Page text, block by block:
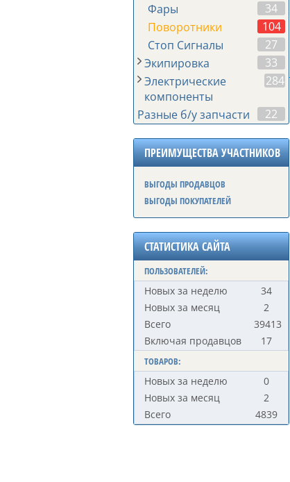
Фары
34
Поворотники
104
Стоп Сигналы
27
Экипировка
33
Электрические
компоненты
284
Разные б/у запчасти 22
ПРЕИМУЩЕСТВА УЧАСТНИКОВ
ВЫГОДЫ ПРОДАВЦОВ
ВЫГОДЫ ПОКУПАТЕЛЕЙ
СТАТИСТИКА САЙТА
ПОЛЬЗОВАТЕЛЕЙ:
Новых за неделю
34
Новых за месяц
2
Всего
39413
Включая продавцов
17
ТОВАРОВ:
Новых за неделю
0
Новых за месяц
2
Всего
4839